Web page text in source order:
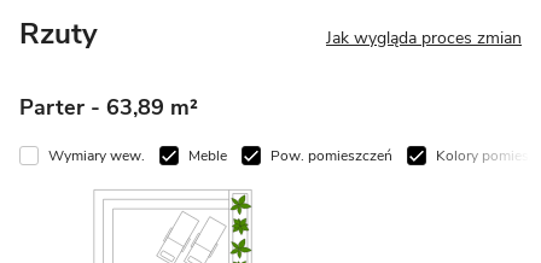
Rzuty Jak wygląda proces zmian
Parter - 63,89 m²
Wymiary wew. Meble Pow. pomieszczeń Kolory